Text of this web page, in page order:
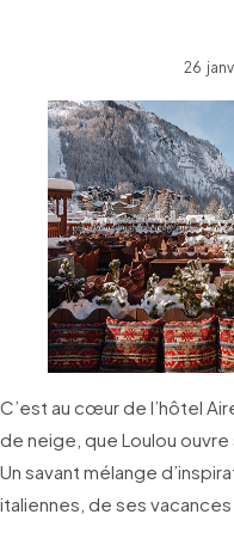
26
C’est au cœur de l’hôtel
de neige, que Loulou ouvre
Un savant mélange
italiennes, de ses